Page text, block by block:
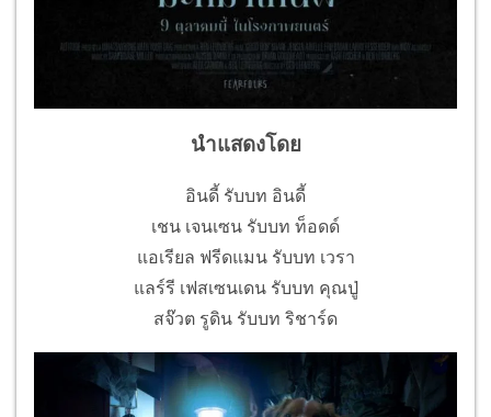
นำแสดงโดย
อินดี้ รับบท อินดี้
เชน เจนเซน รับบท ท็อดด์
แอเรียล ฟรีดแมน รับบท เวรา
แลร์รี เฟสเซนเดน รับบท คุณปู่
สจ๊วต รูดิน รับบท ริชาร์ด